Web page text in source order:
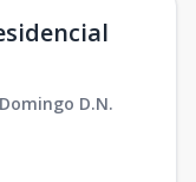
D.N.